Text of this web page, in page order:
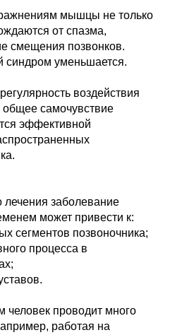
мышцы не только
от спазма,
смещения позвонков.
синдром уменьшается.
воздействия
самочувствие
эффективной
лечения заболевание
может привести к:
сегментов позвоночника;
процесса в
человек проводит много
работая на